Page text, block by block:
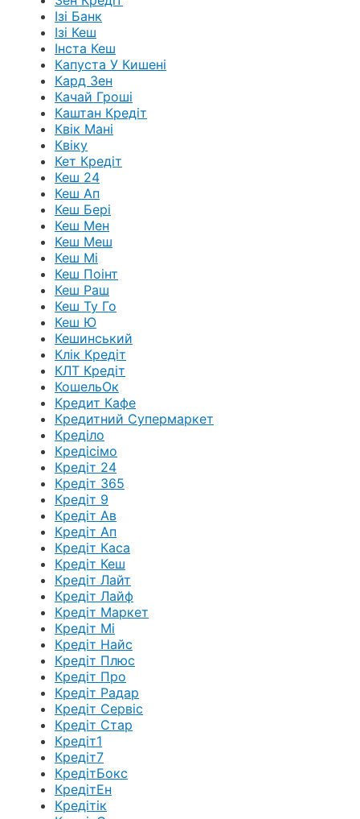
Ізі Банк
Ізі Кеш
Інста Кеш
Капуста У Кишені
Кард Зен
Качай Гроші
Каштан Кредіт
Квік Мані
Квіку
Кет Кредіт
Кеш 24
Кеш Ап
Кеш Бері
Кеш Мен
Кеш Меш
Кеш Мі
Кеш Поінт
Кеш Раш
Кеш Ту Го
Кеш Ю
Кешинський
Клік Кредіт
КЛТ Кредіт
КошельОк
Кредит Кафе
Кредитний Супермаркет
Креділо
Кредісімо
Кредіт 24
Кредіт 365
Кредіт 9
Кредіт Ав
Кредіт Ап
Кредіт Каса
Кредіт Кеш
Кредіт Лайт
Кредіт Лайф
Кредіт Маркет
Кредіт Мі
Кредіт Найс
Кредіт Плюс
Кредіт Про
Кредіт Радар
Кредіт Сервіс
Кредіт Стар
Кредіт1
Кредіт7
КредітБокс
КредітЕн
Кредітік